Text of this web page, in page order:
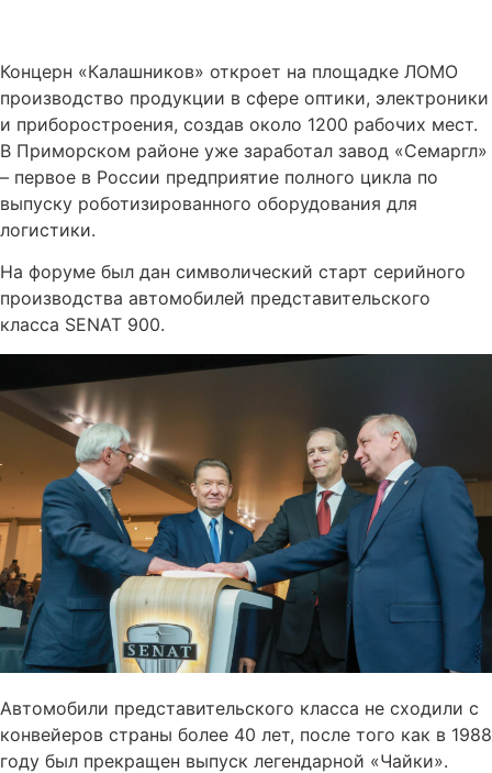
Концерн «Калашников» откроет на площадке ЛОМО
производство продукции в сфере оптики, электроники
и приборостроения, создав около 1200 рабочих мест.
В Приморском районе уже заработал завод «Семаргл»
– первое в России предприятие полного цикла по
выпуску роботизированного оборудования для
логистики.
На форуме был дан символический старт серийного
производства автомобилей представительского
класса SENAT 900.
Автомобили представительского класса не сходили с
конвейеров страны более 40 лет, после того как в 1988
году был прекращен выпуск легендарной «Чайки».